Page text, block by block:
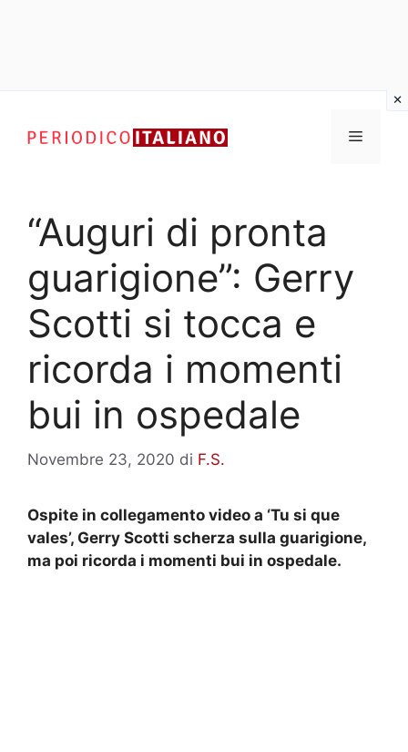
contenuto
Menu
“Auguri di pronta
guarigione”: Gerry
Scotti si tocca e
ricorda i momenti
bui in ospedale
Novembre 23, 2020 di F.S.
Ospite in collegamento video a ‘Tu si que
vales’, Gerry Scotti scherza sulla guarigione,
ma poi ricorda i momenti bui in ospedale.